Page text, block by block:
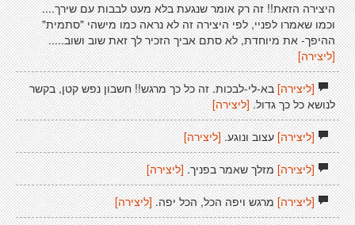
היצירה הזאת!! זה רק אומר שנגעת בלא מעט לבבות עם שירך....
וכמו שאמרו לפניי, לפי היצירה זה לא נראה כמו מישהי "סתמית"
ההיפך- את מיוחדת, לא סתם אביך הזכיר לך זאת שוב ושוב.....
[ליצירה]
[ליצירה]בא-לי-לבכות. זה כל כך מרגש!! חשבון נפש קטן, בקשר
לנושא כל כך גדול.[ליצירה]
[ליצירה]עצוב ונוגע. [ליצירה]
[ליצירה]מזלך שאמר בפניך. [ליצירה]
[ליצירה]מרגש ויפה הכל, הכל יפה. [ליצירה]